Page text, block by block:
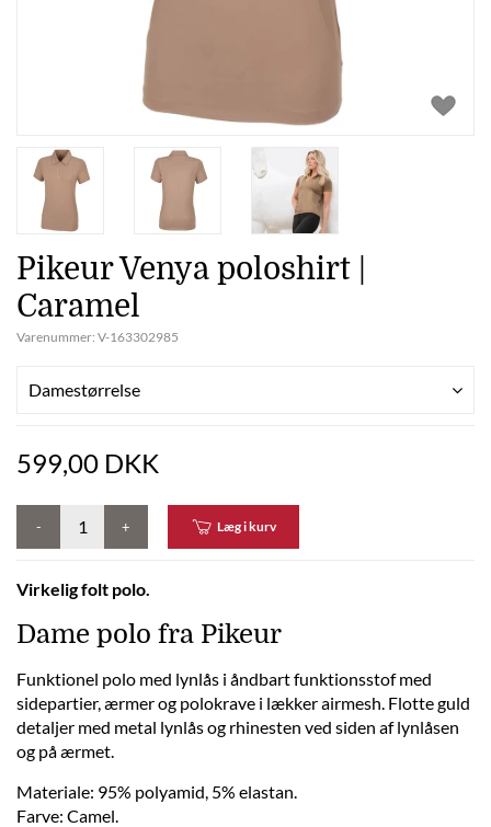
Pikeur Venya poloshirt |
Caramel
Varenummer: V-163302985
Damestørrelse
599,00 DKK
- + Læg i kurv
Virkelig folt polo.
Dame polo fra Pikeur
Funktionel polo med lynlås i åndbart funktionsstof med
sidepartier, ærmer og polokrave i lækker airmesh. Flotte guld
detaljer med metal lynlås og rhinesten ved siden af lynlåsen
og på ærmet.
Materiale: 95% polyamid, 5% elastan.
Farve: Camel.